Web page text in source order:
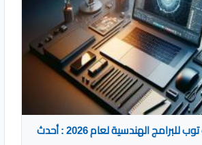
أفضل أجهزة اللاب توب للبرامج الهندسية لعام 2026 : أحدث